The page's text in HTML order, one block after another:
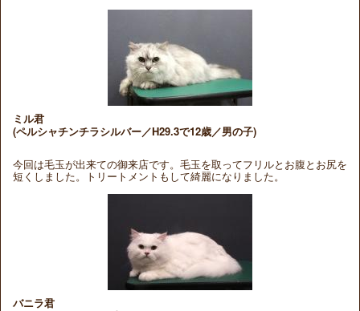
ミル君
(ペルシャチンチラシルバー／H29.3で12歳／男の子)
今回は毛玉が出来ての御来店です。毛玉を取ってフリルとお腹とお尻を
短くしました。トリートメントもして綺麗になりました。
バニラ君